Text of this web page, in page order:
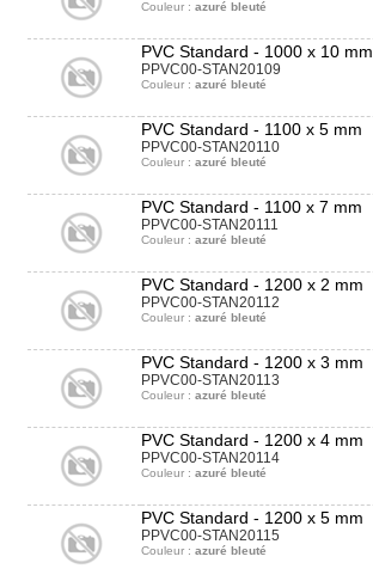
Couleur : azuré bleuté
PVC Standard - 1000 x 10 mm
PPVC00-STAN20109
Couleur : azuré bleuté
PVC Standard - 1100 x 5 mm
PPVC00-STAN20110
Couleur : azuré bleuté
PVC Standard - 1100 x 7 mm
PPVC00-STAN20111
Couleur : azuré bleuté
PVC Standard - 1200 x 2 mm
PPVC00-STAN20112
Couleur : azuré bleuté
PVC Standard - 1200 x 3 mm
PPVC00-STAN20113
Couleur : azuré bleuté
PVC Standard - 1200 x 4 mm
PPVC00-STAN20114
Couleur : azuré bleuté
PVC Standard - 1200 x 5 mm
PPVC00-STAN20115
Couleur : azuré bleuté